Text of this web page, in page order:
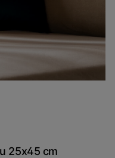
25x45 cm